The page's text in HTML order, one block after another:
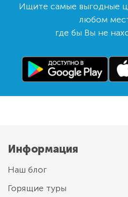
Ищите самые выгодные
любом
где бы Вы не
Информация
Наш блог
Горящие туры